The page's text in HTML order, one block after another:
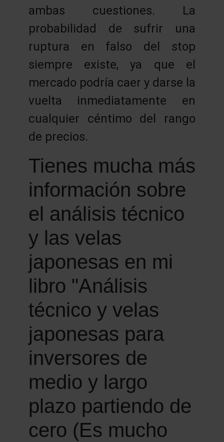
ambas cuestiones. La
probabilidad de sufrir una
ruptura en falso del stop
siempre existe, ya que el
mercado podría caer y darse la
vuelta inmediatamente en
cualquier céntimo del rango
de precios.
Tienes mucha más
información sobre
el análisis técnico
y las velas
japonesas en mi
libro "Análisis
técnico y velas
japonesas para
inversores de
medio y largo
plazo partiendo de
cero (Es mucho